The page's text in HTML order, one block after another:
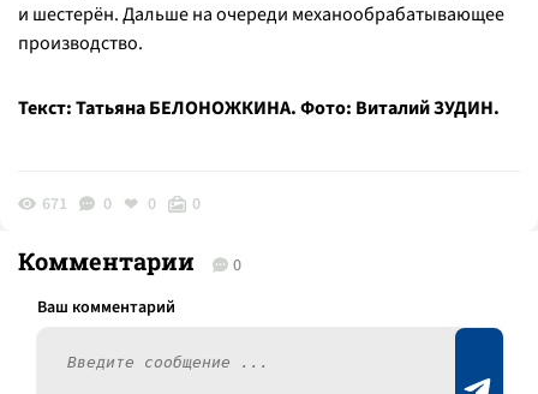
и шестерён. Дальше на очереди механообрабатывающее
производство.
Текст: Татьяна БЕЛОНОЖКИНА. Фото: Виталий ЗУДИН.
671 0 0 0
Комментарии 0